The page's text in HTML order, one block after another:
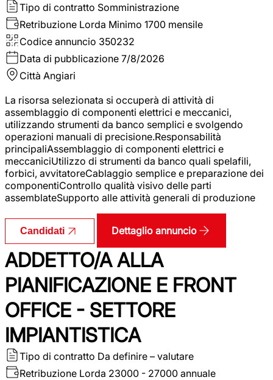
Tipo di contratto Somministrazione
Retribuzione Lorda Minimo 1700 mensile
Codice annuncio 350232
Data di pubblicazione 7/8/2026
Città Angiari
La risorsa selezionata si occuperà di attività di
assemblaggio di componenti elettrici e meccanici,
utilizzando strumenti da banco semplici e svolgendo
operazioni manuali di precisione.Responsabilità
principaliAssemblaggio di componenti elettrici e
meccaniciUtilizzo di strumenti da banco quali spelafili,
forbici, avvitatoreCablaggio semplice e preparazione dei
componentiControllo qualità visivo delle parti
assemblateSupporto alle attività generali di produzione
Candidati Dettaglio annuncio
ADDETTO/A ALLA
PIANIFICAZIONE E FRONT
OFFICE - SETTORE
IMPIANTISTICA
Tipo di contratto Da definire – valutare
Retribuzione Lorda 23000 - 27000 annuale